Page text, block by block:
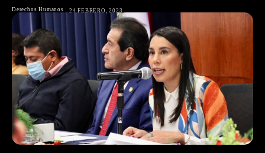
Derechos Humanos 24 FEBRERO, 2023